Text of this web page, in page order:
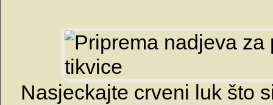
Nasjeckajte crveni luk što